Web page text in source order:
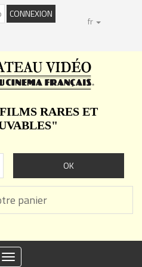
fr
RARES ET
panier
Toggle